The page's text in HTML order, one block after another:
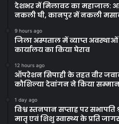
देशभर में मिलावट का महाजाल:
नकली घी, कानपुर में नकली
9 hours ago
जिला अस्पताल में व्याप्त
कार्यालय का किया घेराव
12 hours ago
ऑपरेशन सिपाही के तहत वीर
कौशिल्या देवांगन ने किया
1 day ago
विश्व स्तनपान सप्ताह पर
मातृ एवं शिशु स्वास्थ्य के प्रति